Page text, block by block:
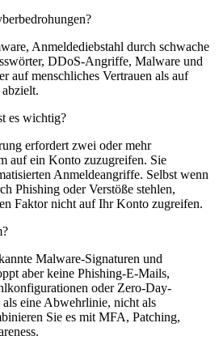
Anmeldediebstahl durch schwache
DDoS-Angriffe, Malware und
auf menschliches Vertrauen als auf
es wichtig?
erfordert zwei oder mehr
auf ein Konto zuzugreifen. Sie
Anmeldeangriffe. Selbst wenn
Phishing oder Verstöße stehlen,
Faktor nicht auf Ihr Konto zugreifen.
Malware-Signaturen und
aber keine Phishing-E-Mails,
oder Zero-Day-
eine Abwehrlinie, nicht als
Sie es mit MFA, Patching,